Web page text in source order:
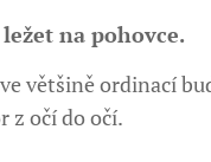
na pohovce.
většině ordinací
z očí do očí.